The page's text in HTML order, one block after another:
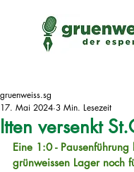
Itten versenkt
gruenweiss.sg
17. Mai 2024 3 Min. Lesezeit
Eine 1:0 - Pausenführung
grünweissen Lager noch